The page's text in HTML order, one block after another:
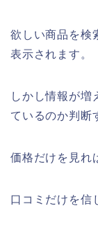
欲しい商品を検
表示されます。
しかし情報が増
ているのか判断
価格だけを見れ
口コミだけを信